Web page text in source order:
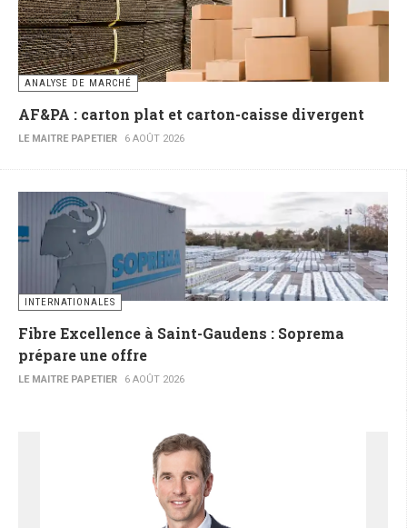
ANALYSE DE MARCHÉ
AF&PA : carton plat et carton-caisse divergent
LE MAITRE PAPETIER 6 AOÛT 2026
INTERNATIONALES
Fibre Excellence à Saint-Gaudens : Soprema
prépare une offre
LE MAITRE PAPETIER 6 AOÛT 2026